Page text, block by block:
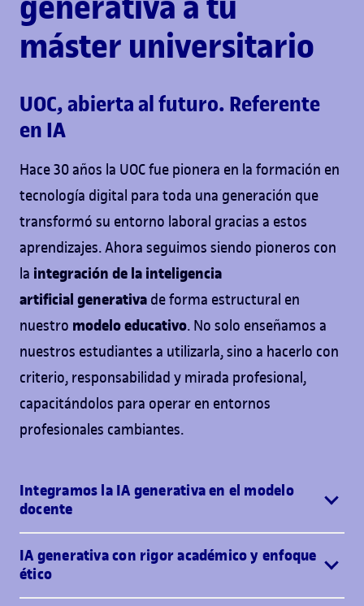
máster universitario
UOC, abierta al futuro. Referente
en IA
Hace 30 años la UOC fue pionera en la formación en
tecnología digital para toda una generación que
transformó su entorno laboral gracias a estos
aprendizajes. Ahora seguimos siendo pioneros con
la integración de la inteligencia
artificialgenerativa de forma estructural en
nuestro modelo educativo. No solo enseñamos a
nuestros estudiantes a utilizarla, sino a hacerlo con
criterio, responsabilidad y mirada profesional,
capacitándolos para operar en entornos
profesionales cambiantes.
Integramos la IA generativa en el modelo
docente
IA generativa con rigor académico y enfoque
ético